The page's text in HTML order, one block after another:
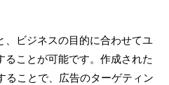
、ビジネスの目的に合わせてユ
ることが可能です。作成された
ることで、広告のターゲティン